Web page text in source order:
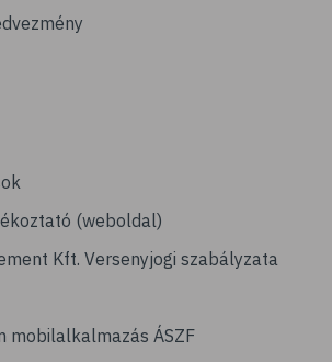
(weboldal)
Kft. Versenyjogi szabályzata
mobilalkalmazás ÁSZF